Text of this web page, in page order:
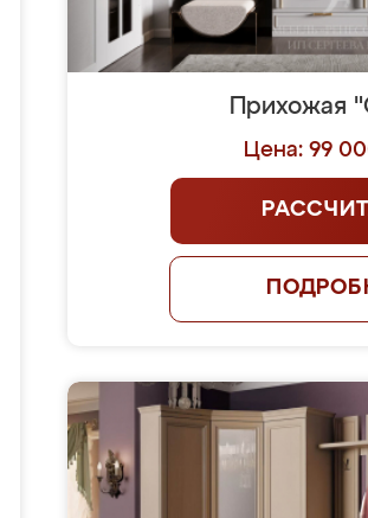
Прихожая
Цена: 99